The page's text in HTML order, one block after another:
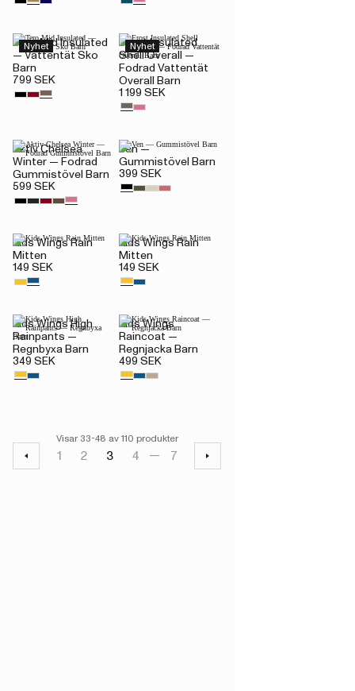
Nyhet
Tero Mid Insulated
— Vattentät Sko
Barn
799 SEK
Nyhet
Frost Insulated
Shell Overall —
Fodrad Vattentät
Overall Barn
1 199 SEK
Aktiv Chelsea
Winter — Fodrad
Gummistövel Barn
599 SEK
Ven —
Gummistövel Barn
399 SEK
Kids Wings Rain
Mitten
149 SEK
Kids Wings Rain
Mitten
149 SEK
Kids Wings High
Rainpants —
Regnbyxa Barn
349 SEK
Kids Wings
Raincoat —
Regnjacka Barn
499 SEK
Visar 33-48 av 110 produkter
1 2 3 4 7